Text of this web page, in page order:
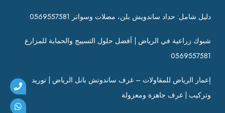
دليل شامل: حداد ساندويش بلن، مضلات وسواتر 0569557581
شبوك زراعية في الرياض | أفضل حلول التسييج والحماية للمزارع
0569557581
إعمار الرياض للمقاولات – غرف ساندوتش بانل الرياض | توريد
وتركيب | غرف جاهزة ومعزولة